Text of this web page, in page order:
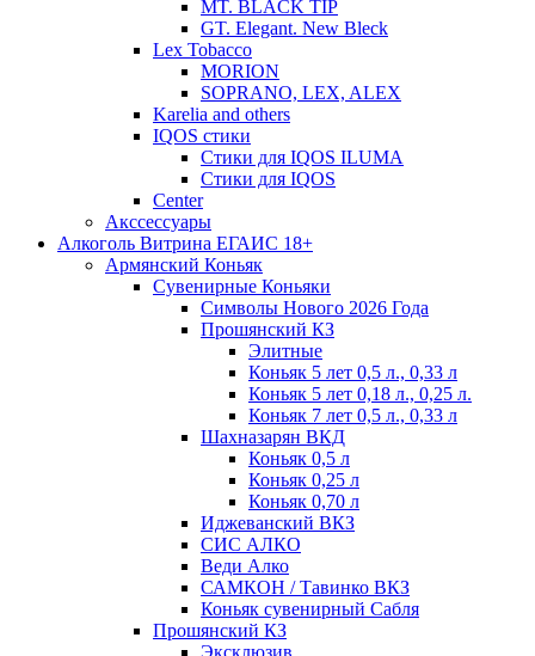
MT. BLACK TIP
GT. Elegant. New Bleck
Lex Tobacco
MORION
SOPRANO, LEX, ALEX
Karelia and others
IQOS стики
Стики для IQOS ILUMA
Стики для IQOS
Сenter
Акссессуары
Алкоголь Витрина ЕГАИС 18+
Армянский Коньяк
Сувенирные Коньяки
Символы Нового 2026 Года
Прошянский КЗ
Элитные
Коньяк 5 лет 0,5 л., 0,33 л
Коньяк 5 лет 0,18 л., 0,25 л.
Коньяк 7 лет 0,5 л., 0,33 л
Шахназарян ВКД
Коньяк 0,5 л
Коньяк 0,25 л
Коньяк 0,70 л
Иджеванский ВКЗ
СИС АЛКО
Веди Алко
САМКОН / Тавинко ВКЗ
Коньяк сувенирный Сабля
Прошянский КЗ
Эксклюзив